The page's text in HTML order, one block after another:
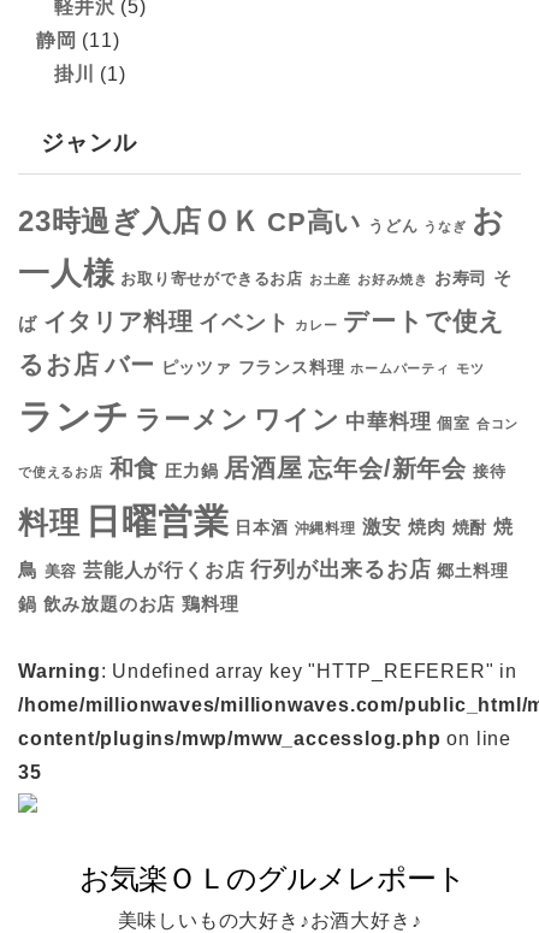
軽井沢 (5)
静岡 (11)
掛川
(1)
ジャンル
23時過ぎ入店ＯＫ CP高い うどん うなぎ お
一人様 お取り寄せができるお店 お土産 お好み焼き お寿司 そ
ば イタリア料理 イベント カレー デートで使え
るお店 バー ピッツァ フランス料理 ホームパーティ モツ
ランチ ラーメン ワイン 中華料理 個室 合コン
で使えるお店 和食 圧力鍋 居酒屋 忘年会/新年会 接待
料理 日曜営業 日本酒 沖縄料理 激安 焼肉 焼酎 焼
鳥 美容 芸能人が行くお店 行列が出来るお店 郷土料理
鍋 飲み放題のお店 鶏料理
Warning: Undefined array key "HTTP_REFERER" in
/home/millionwaves/millionwaves.com/public_html/
content/plugins/mwp/mww_accesslog.php on line
35
美味しいもの大好き♪お酒大好き♪